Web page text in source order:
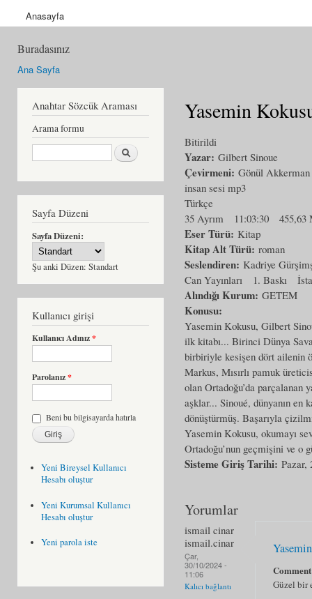
Anasayfa
Buradasınız
Ana Sayfa
Anahtar Sözcük Araması
Arama formu
Ara
Sayfa Düzeni
Sayfa Düzeni:
Şu anki Düzen: Standart
Kullanıcı girişi
Kullanıcı Adınız*
Parolanız*
Beni bu bilgisayarda hatırla
Yeni Bireysel Kullanıcı
Hesabı oluştur
Yeni Kurumsal Kullanıcı
Hesabı oluştur
Yeni parola iste
Yasemin
Bitirildi
Yazar: Gilbert Sinoue
Çevirmeni: Gönül Akkerman
insan sesi mp3
Türkçe
35 Ayrım
11:03:30 455,63
Eser Türü: Kitap
Kitap Alt Türü: roman
Seslendiren: Kadriye
Can Yayınları
1. Baskı
Alındığı Kurum: GETEM
Konusu:
Yasemin Kokusu, Gilbert
ilk kitabı... Birinci Dünya
birbiriyle kesişen dört ailenin
Markus, Mısırlı pamuk
olan Ortadoğu’da parçalanan
aşklar... Sinoué, dünyanın en
dönüştürmüş. Başarıyla
Yasemin Kokusu, okumayı
Ortadoğu’nun geçmişini ve o
Sisteme Giriş Tarihi: Pazar,
Yorumlar
ismail cinar
ismail.cinar
Çar,
30/10/2024 -
11:06
Kalıcı bağlantı Güzel bir